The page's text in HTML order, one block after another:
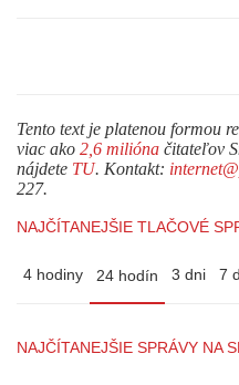
Tento text je platenou formou
viac ako 2,6 milióna čitateľov
nájdete TU. Kontakt:
227.
NAJČÍTANEJŠIE TLAČOVÉ
4 hodiny 24 hodín 3 dni 7
NAJČÍTANEJŠIE SPRÁVY NA